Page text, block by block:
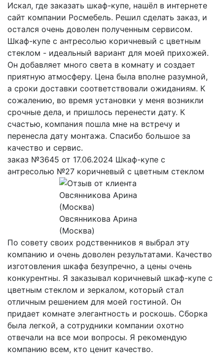
Искал, где заказать шкаф-купе, нашёл в интернете
сайт компании Росмебель. Решил сделать заказ, и
остался очень доволен полученным сервисом.
Шкаф-купе с антресолью коричневый с цветным
стеклом - идеальный вариант для моей прихожей.
Он добавляет много света в комнату и создает
приятную атмосферу. Цена была вполне разумной,
а сроки доставки соответствовали ожиданиям. К
сожалению, во время установки у меня возникли
срочные дела, и пришлось перенести дату. К
счастью, компания пошла мне на встречу и
перенесла дату монтажа. Спасибо большое за
качество и сервис.
заказ №3645 от 17.06.2024 Шкаф-купе с
антресолью №27 коричневый с цветным стеклом
Овсянникова Арина
(Москва)
По совету своих родственников я выбрал эту
компанию и очень доволен результатами. Качество
изготовления шкафа безупречно, а цены очень
конкурентны. Я заказывал коричневый шкаф-купе с
цветным стеклом и зеркалом, который стал
отличным решением для моей гостиной. Он
придает комнате элегантность и роскошь. Сборка
была легкой, а сотрудники компании охотно
отвечали на все мои вопросы. Я рекомендую
компанию всем, кто ценит качество.